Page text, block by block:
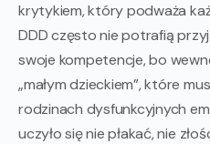
krytykiem, który podważa
DDD często nie potrafią
swoje kompetencje, bo
„małym dzieckiem”, które
rodzinach dysfunkcyjnych
uczyło się nie płakać, nie